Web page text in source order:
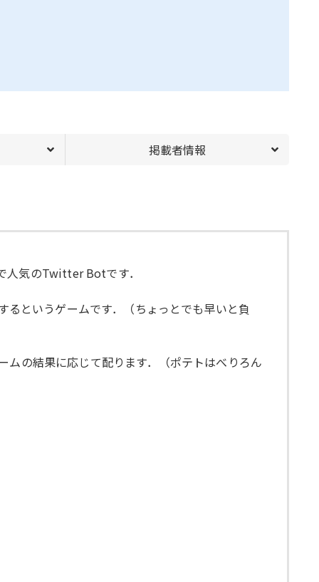
掲載者情報
人気のTwitter Botです．
というゲームです．（ちょっとでも早いと負
の結果に応じて配ります．（ポテトはべりろん